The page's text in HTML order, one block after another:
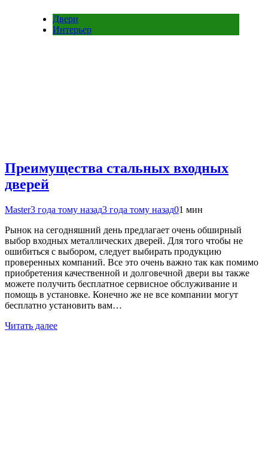
Двери
Интерьер
Преимущества стальных входных
дверей
Master3 года тому назад3 года тому назад01 мин
Рынок на сегодняшний день предлагает очень обширный
выбор входных металлических дверей. Для того чтобы не
ошибиться с выбором, следует выбирать продукцию
проверенных компаний. Все это очень важно так как помимо
приобретения качественной и долговечной двери вы также
можете получить бесплатное сервисное обслуживание и
помощь в установке. Конечно же не все компании могут
бесплатно установить вам…
Читать далее